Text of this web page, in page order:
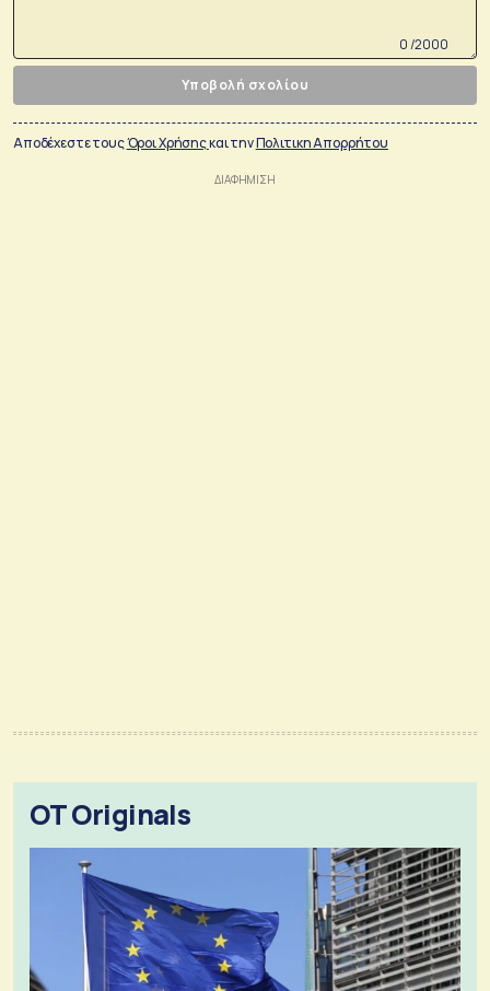
0 /2000
Υποβολή σχολίου
Αποδέχεστε τουςΌροι Χρήσηςκαι τηνΠολιτικη Απορρήτου
OT Originals